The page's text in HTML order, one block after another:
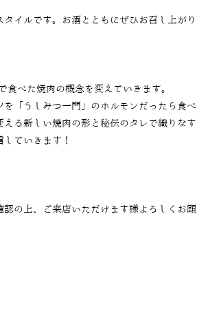
イルです。お酒とともにぜひお召し上がり
べた焼肉の概念を変えていきます。
「うしみつ一門」のホルモンだったら食
る新しい焼肉の形と秘伝のタレで織りなす
ていきます！
の上、ご来店いただけます様よろしくお